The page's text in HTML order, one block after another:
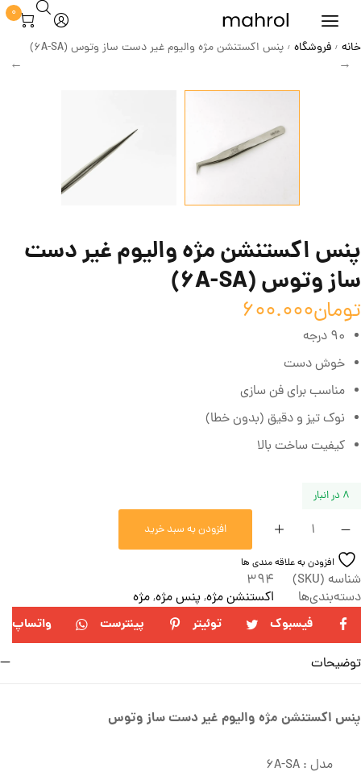
0
خانه / فروشگاه / پنس اکستنشن مژه والیوم غیر دست ساز وتوس (6A-SA)
پنس اکستنشن مژه والیوم غیر دست
ساز وتوس (6A-SA)
تومان600.000
90 درجه
خوش دست
مناسب برای فن سازی
نوک تیز و دقیق (بدون خطا)
کیفیت ساخت بالا
8 در انبار
افزودن به سبد خرید
افزودن به علاقه مندی ها
شناسه (SKU)
394
دسته‌بندی‌ها
اکستنشن مژه,پنس مژه,مژه
فیسبوک
توئیتر پینترست واتساپ
توضیحات
پنس اکستنشن مژه والیوم غیر دست ساز وتوس
مدل : 6A-SA